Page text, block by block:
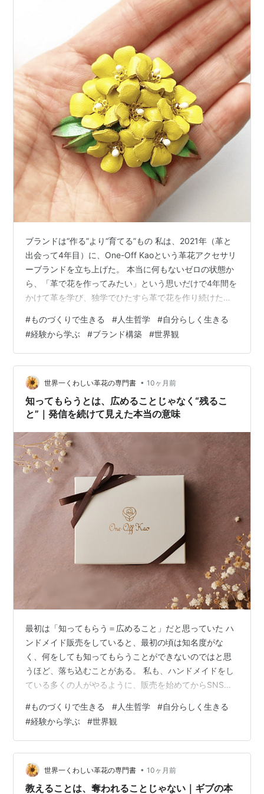
ブランドは“作る”より“育てる”もの 私は、2021年（革と
出会って4年目）に、One-Off Kaoという革花アクセサリ
ーブランドを立ち上げた。 本当に何もないゼロの状態か
ら、「革で花を作ってみたい」という思いだけで4年間を
かけて革を学び、独学でひたすら革で花を作り続けた。
花をどうにか形にしたい、自分の仕事にしたいという思
いがあって、ただ作って販売するという流れを繰り返し
てきた。けれど、ある程度、革花の土台ができてきたな
と思い始めてから「ブランドを作りたい」と意識するよ
うになった。 ロゴを作ってもらったことをきっかけに、
私は革花ブランドを立…
#ものづくりで生きる #人生哲学 #自分らしく生きる
#経験から学ぶ #ブランド構築 #世界観
世界一くわしい革花の専門書 • 10ヶ月前
知ってもらうとは、広めることじゃなく“残るこ
と”｜発信を続けて見えた本当の意味
最初は「知ってもらう＝広めること」だと思っていた ハ
ンドメイド販売をしていると、最初の頃は知名度がな
く、何をしても知ってもらうことができないのではと思
うほど、落ち込むことがある。 私も、ハンドメイドをし
ている多くの人がやるように、販売を始めてからSNSで
対面販売の時のように知ってもらうことが難しいのだと
思うようになった。 対面販売であれば、直接お客さまと
話すことができるけれど、インターネット販売ではそう
もいかない。画面の向こう側にいるお客さまに、どれだ
け知ってもらえるかが大切なのだ。 インターネット販売
を始めた頃、「毎日発信すること」が販売のた…
#ものづくりで生きる #人生哲学 #自分らしく生きる
#経験から学ぶ #世界観
世界一くわしい革花の専門書 • 10ヶ月前
教えることは、奪われることじゃない｜ギブの本